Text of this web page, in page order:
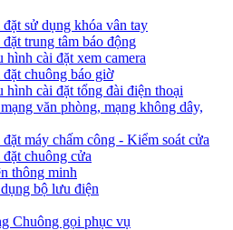
sử dụng khóa vân tay
trung tâm báo động
hình cài đặt xem camera
chuông báo giờ
hình cài đặt tổng đài điện thoại
văn phòng, mạng không dây,
máy chấm công - Kiểm soát cửa
chuông cửa
thông minh
bộ lưu điện
Chuông gọi phục vụ